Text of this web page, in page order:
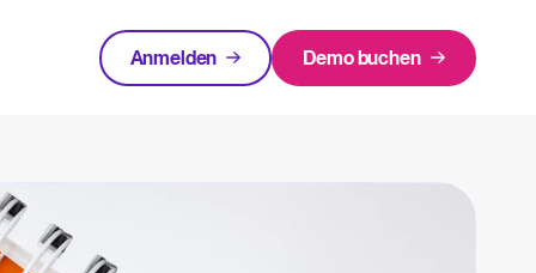
Anmelden Demo buchen